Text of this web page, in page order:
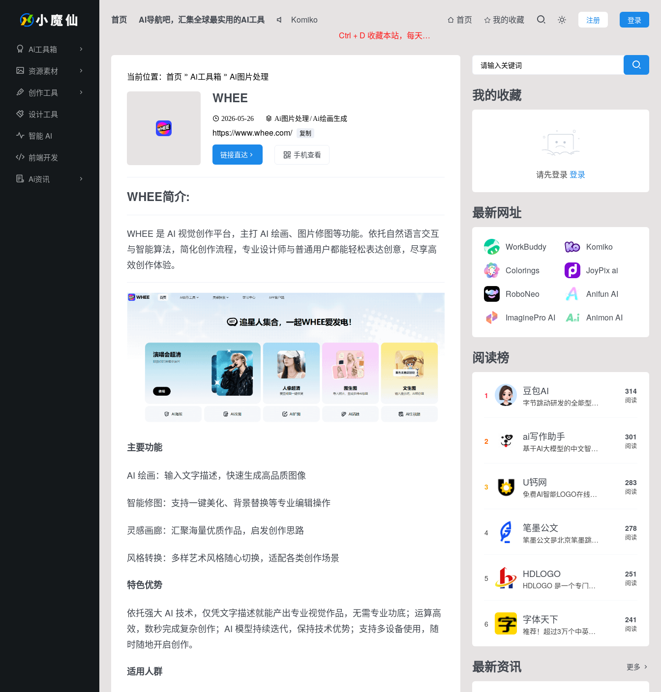
Ai工具箱
资源素材
创作工具
设计工具
智能 AI
前端开发
Ai资讯
首页 AI导航吧，汇集全球最实用的AI工具 
Komiko
登录
注册

首页
我的收藏
Ctrl + D 收藏本站，每天更新好站！
当前位置： 首页 » Ai工具箱 » Ai图片处理
WHEE
2026-05-26 Ai图片处理 / Ai绘画生成
https://www.whee.com/ 复制
链接直达  手机查看
WHEE简介:
WHEE 是 AI 视觉创作平台，主打 AI 绘画、图片修图等功能。依托自然语言交互
与智能算法，简化创作流程，专业设计师与普通用户都能轻松表达创意，尽享高
效创作体验。
主要功能
AI 绘画：输入文字描述，快速生成高品质图像
智能修图：支持一键美化、背景替换等专业编辑操作
灵感画廊：汇聚海量优质作品，启发创作思路
风格转换：多样艺术风格随心切换，适配各类创作场景
特色优势
依托强大 AI 技术，仅凭文字描述就能产出专业视觉作品，无需专业功底；运算高
效，数秒完成复杂创作；AI 模型持续迭代，保持技术优势；支持多设备使用，随
时随地开启创作。
适用人群
我的收藏
请先登录 登录
最新网址
WorkBuddy Komiko
Colorings JoyPix ai
RoboNeo Anifun AI
ImaginePro AI Animon AI
阅读榜
1 豆包AI
字节跳动研发的全能型AI智能助手，提供智能对话、知识问答、内容创作、学习办公等一站式AI服务
314
阅读
2 ai写作助手
基于AI大模型的中文智能写作工具，面向学生、自媒体、职场人士提供一站式文本创作服务 核心定位 AI写作助手是依托人工智能技术打造的创作辅助平台，专注中文文本生成与优化，帮助用户快速完成各类文案、文章、论文等内容创作，提升写作效率 核心功能 ...
301
阅读
3 U钙网
免费AI智能LOGO在线设计制作平台
283
阅读
4 笔墨公文
笔墨公文是北京笔墨跳动科技旗下垂直公文赛道 AIGC 创作平台，深耕体制公文专业场景，依托海量标准公文语料训练专属大模型。平台整合 AI 公文生成、全维度智能校对、范文库、实时更新素材库、标准化公文模板五大核心板块，兼顾公文快速撰写、文稿合...
278
阅读
5 HDLOGO
HDLOGO 是一个专门整理矢量标志和图标的网站，提供各类品牌和公司的矢量标志下载服务，主要面向设计师、营销人员和企业用户，帮他们获取高质量的品牌标识资源。
251
阅读
6 字体天下
推荐！超过3万个中英文字体免费下载
241
阅读
最新资讯 更多 